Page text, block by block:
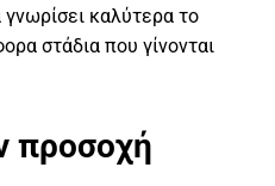
καλύτερα το
στάδια που γίνονται
προσοχή